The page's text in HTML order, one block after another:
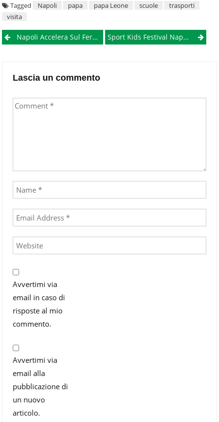
Tagged Napoli papa papa Leone scuole
trasporti
visita
PostNapoli Accelera Sul Ferro: La Linea 10 Vede La Luce E La Linea 1 Punta Alla Sfida Mondiale Sport Kids Festival Napoli 2026: A Piazza Municipio Il Villaggio Dello Sport Per Bambini E Famiglie
Lascia un commento
Avvertimi via
email in caso di
risposte al mio
commento.
Avvertimi via
email alla
pubblicazione di
un nuovo
articolo.